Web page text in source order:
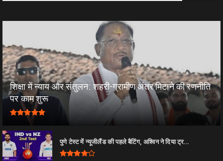
शिक्षा में न्याय और संतुलन: शहरी-ग्रामीण अंतर मिटाने की रणनीति
पर काम शुरू
पुणे टेस्ट में न्यूजीलैंड की पहले बैटिंग, अश्विन ने दिया ट्र...